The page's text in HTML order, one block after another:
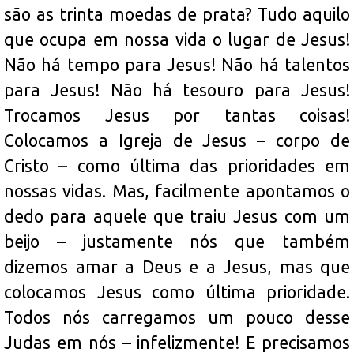
são as trinta moedas de prata? Tudo aquilo
que ocupa em nossa vida o lugar de Jesus!
Não há tempo para Jesus! Não há talentos
para Jesus! Não há tesouro para Jesus!
Trocamos Jesus por tantas coisas!
Colocamos a Igreja de Jesus – corpo de
Cristo – como última das prioridades em
nossas vidas. Mas, facilmente apontamos o
dedo para aquele que traiu Jesus com um
beijo – justamente nós que também
dizemos amar a Deus e a Jesus, mas que
colocamos Jesus como última prioridade.
Todos nós carregamos um pouco desse
Judas em nós – infelizmente! E precisamos